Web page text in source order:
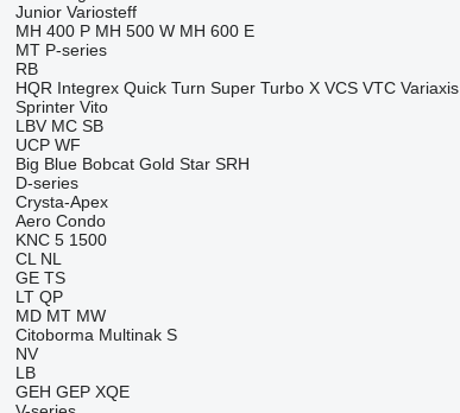
Junior Variosteff
MH 400 P MH 500 W MH 600 E
MT P-series
RB
HQR Integrex Quick Turn Super Turbo X VCS VTC Variaxis
Sprinter Vito
LBV MC SB
UCP WF
Big Blue Bobcat Gold Star SRH
D-series
Crysta-Apex
Aero Condo
KNC 5 1500
CL NL
GE TS
LT QP
MD MT MW
Citoborma Multinak S
NV
LB
GEH GEP XQE